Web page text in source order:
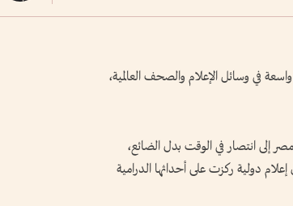
في دور الـ16 لكأس العالم 2026 بأصداء واسعة في وسائل الإعلام والصحف العالمية،
بهدفين أمام مصر إلى انتصار في الوقت بدل الضائع،
دولية ركزت على أحداثها الدرامية